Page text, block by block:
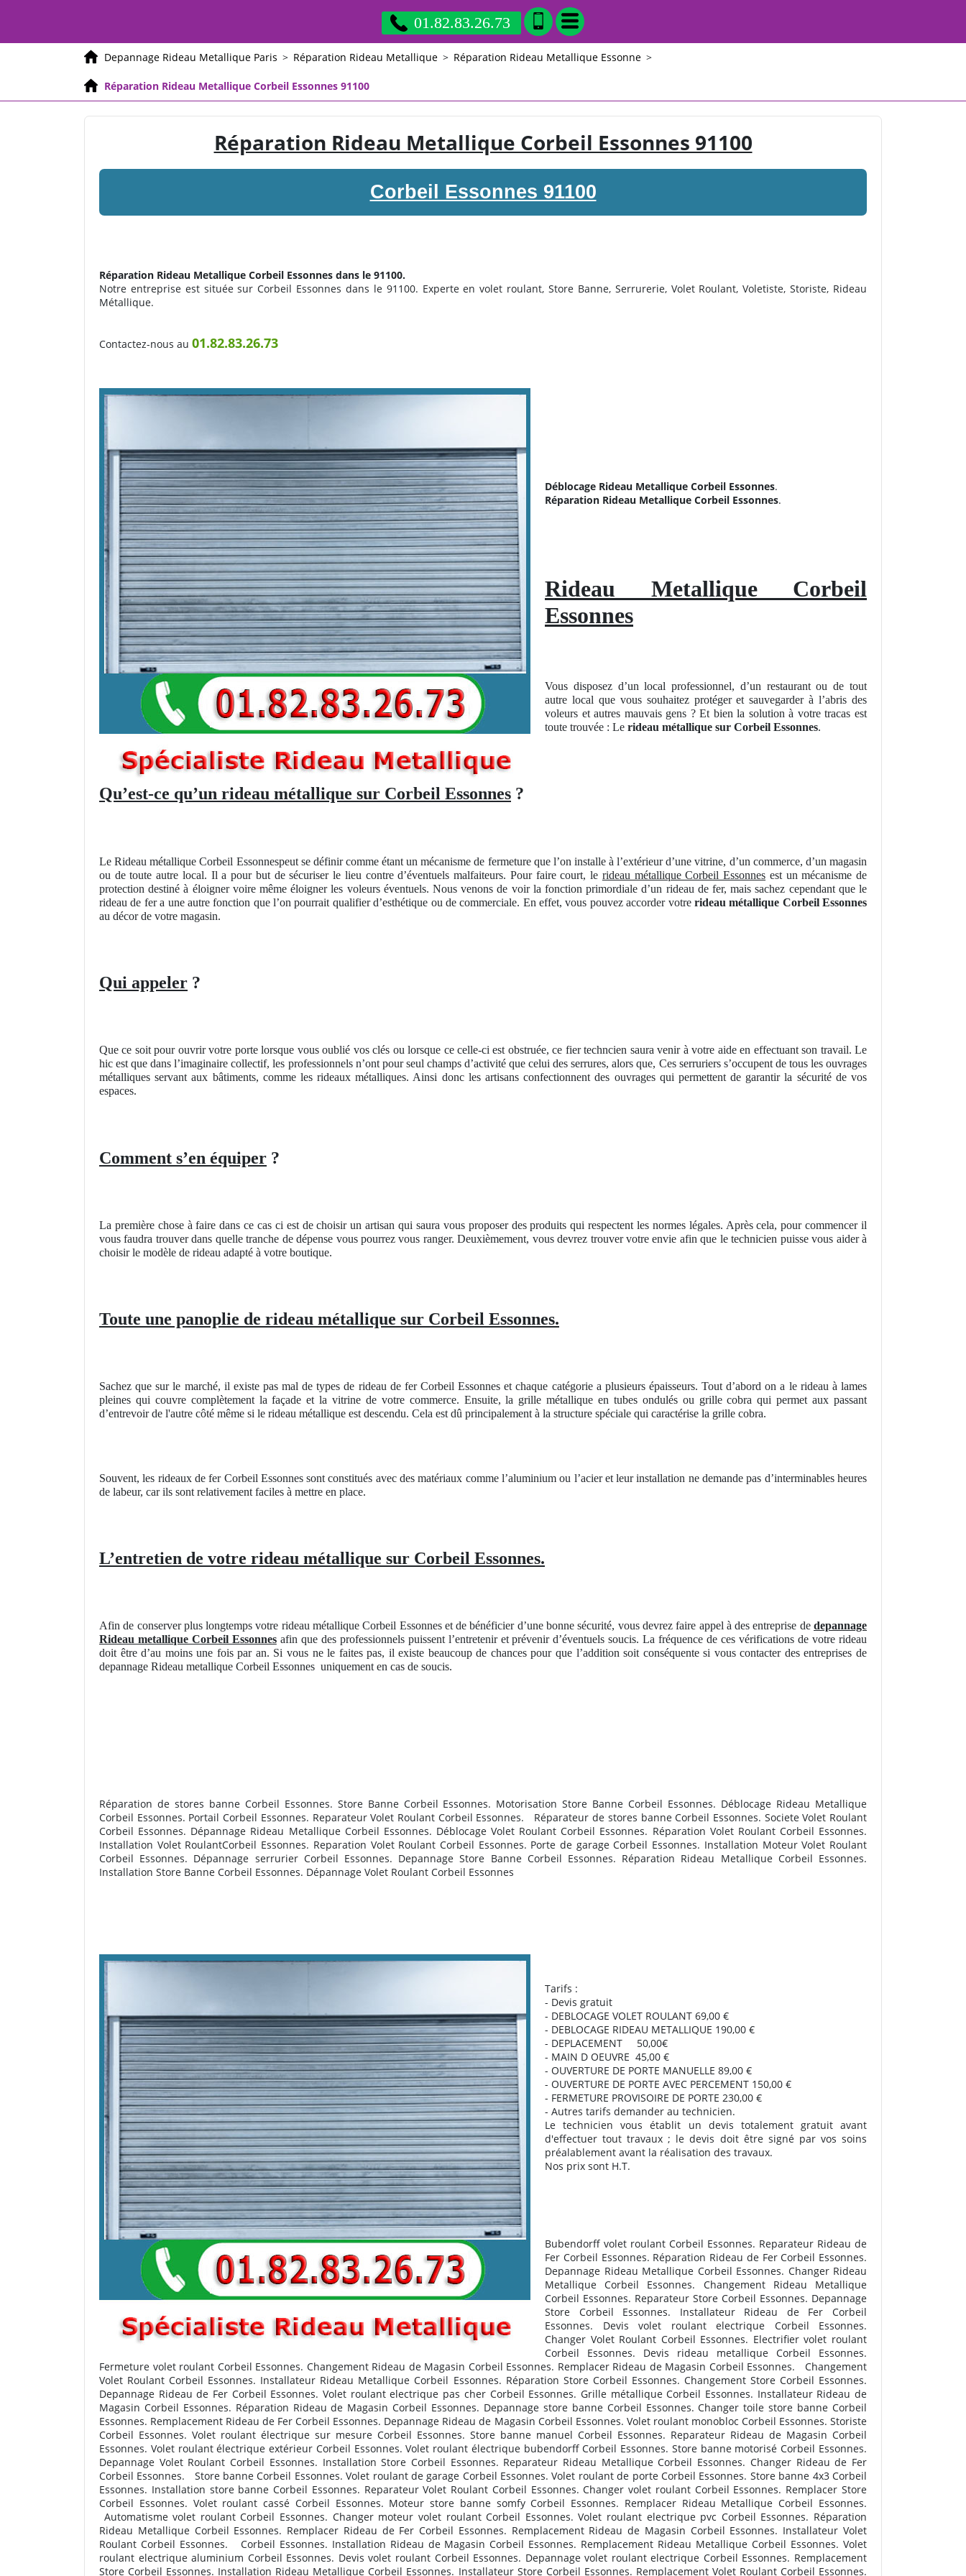
01.82.83.26.73
Depannage Rideau Metallique Paris > Réparation Rideau Metallique > Réparation Rideau Metallique Essonne >
Réparation Rideau Metallique Corbeil Essonnes 91100
Réparation Rideau Metallique Corbeil Essonnes 91100
Corbeil Essonnes 91100
Réparation Rideau Metallique Corbeil Essonnes dans le 91100.
Notre entreprise est située sur Corbeil Essonnes dans le 91100. Experte en volet roulant, Store Banne, Serrurerie, Volet Roulant, Voletiste, Storiste, Rideau
Métallique.
Contactez-nous au 01.82.83.26.73
Déblocage Rideau Metallique Corbeil Essonnes.
Réparation Rideau Metallique Corbeil Essonnes.
Rideau Metallique Corbeil
Essonnes
Vous disposez d’un local professionnel, d’un restaurant ou de tout
autre local que vous souhaitez protéger et sauvegarder à l’abris des
voleurs et autres mauvais gens ? Et bien la solution à votre tracas est
toute trouvée : Le rideau métallique sur Corbeil Essonnes.
Qu’est-ce qu’un rideau métallique sur Corbeil Essonnes ?
Le Rideau métallique Corbeil Essonnespeut se définir comme étant un mécanisme de fermeture que l’on installe à l’extérieur d’une vitrine, d’un commerce, d’un magasin
ou de toute autre local. Il a pour but de sécuriser le lieu contre d’éventuels malfaiteurs. Pour faire court, le rideau métallique Corbeil Essonnes est un mécanisme de
protection destiné à éloigner voire même éloigner les voleurs éventuels. Nous venons de voir la fonction primordiale d’un rideau de fer, mais sachez cependant que le
rideau de fer a une autre fonction que l’on pourrait qualifier d’esthétique ou de commerciale. En effet, vous pouvez accorder votre rideau métallique Corbeil Essonnes
au décor de votre magasin.
Qui appeler ?
Que ce soit pour ouvrir votre porte lorsque vous oublié vos clés ou lorsque ce celle-ci est obstruée, ce fier techncien saura venir à votre aide en effectuant son travail. Le
hic est que dans l’imaginaire collectif, les professionnels n’ont pour seul champs d’activité que celui des serrures, alors que, Ces serruriers s’occupent de tous les ouvrages
métalliques servant aux bâtiments, comme les rideaux métalliques. Ainsi donc les artisans confectionnent des ouvrages qui permettent de garantir la sécurité de vos
espaces.
Comment s’en équiper ?
La première chose à faire dans ce cas ci est de choisir un artisan qui saura vous proposer des produits qui respectent les normes légales. Après cela, pour commencer il
vous faudra trouver dans quelle tranche de dépense vous pourrez vous ranger. Deuxièmement, vous devrez trouver votre envie afin que le technicien puisse vous aider à
choisir le modèle de rideau adapté à votre boutique.
Toute une panoplie de rideau métallique sur Corbeil Essonnes.
Sachez que sur le marché, il existe pas mal de types de rideau de fer Corbeil Essonnes et chaque catégorie a plusieurs épaisseurs. Tout d’abord on a le rideau à lames
pleines qui couvre complètement la façade et la vitrine de votre commerce. Ensuite, la grille métallique en tubes ondulés ou grille cobra qui permet aux passant
d’entrevoir de l'autre côté même si le rideau métallique est descendu. Cela est dû principalement à la structure spéciale qui caractérise la grille cobra.
Souvent, les rideaux de fer Corbeil Essonnes sont constitués avec des matériaux comme l’aluminium ou l’acier et leur installation ne demande pas d’interminables heures
de labeur, car ils sont relativement faciles à mettre en place.
L’entretien de votre rideau métallique sur Corbeil Essonnes.
Afin de conserver plus longtemps votre rideau métallique Corbeil Essonnes et de bénéficier d’une bonne sécurité, vous devrez faire appel à des entreprise de depannage
Rideau metallique Corbeil Essonnesafin que des professionnels puissent l’entretenir et prévenir d’éventuels soucis. La fréquence de ces vérifications de votre rideau
doit être d’au moins une fois par an. Si vous ne le faites pas, il existe beaucoup de chances pour que l’addition soit conséquente si vous contacter des entreprises de
depannage Rideau metallique Corbeil Essonnes uniquement en cas de soucis.
Réparation de stores banne Corbeil Essonnes. Store Banne Corbeil Essonnes. Motorisation Store Banne Corbeil Essonnes. Déblocage Rideau Metallique
Corbeil Essonnes. Portail Corbeil Essonnes. Reparateur Volet Roulant Corbeil Essonnes. Réparateur de stores banne Corbeil Essonnes. Societe Volet Roulant
Corbeil Essonnes. Dépannage Rideau Metallique Corbeil Essonnes. Déblocage Volet Roulant Corbeil Essonnes. Réparation Volet Roulant Corbeil Essonnes.
Installation Volet RoulantCorbeil Essonnes. Reparation Volet Roulant Corbeil Essonnes. Porte de garage Corbeil Essonnes. Installation Moteur Volet Roulant
Corbeil Essonnes. Dépannage serrurier Corbeil Essonnes. Depannage Store Banne Corbeil Essonnes. Réparation Rideau Metallique Corbeil Essonnes.
Installation Store Banne Corbeil Essonnes. Dépannage Volet Roulant Corbeil Essonnes
Tarifs :
- Devis gratuit
- DEBLOCAGE VOLET ROULANT 69,00 €
- DEBLOCAGE RIDEAU METALLIQUE 190,00 €
- DEPLACEMENT 50,00€
- MAIN D OEUVRE 45,00 €
- OUVERTURE DE PORTE MANUELLE 89,00 €
- OUVERTURE DE PORTE AVEC PERCEMENT 150,00 €
- FERMETURE PROVISOIRE DE PORTE 230,00 €
- Autres tarifs demander au technicien.
Le technicien vous établit un devis totalement gratuit avant
d'effectuer tout travaux ; le devis doit être signé par vos soins
préalablement avant la réalisation des travaux.
Nos prix sont H.T.
Bubendorff volet roulant Corbeil Essonnes. Reparateur Rideau de
Fer Corbeil Essonnes. Réparation Rideau de Fer Corbeil Essonnes.
Depannage Rideau Metallique Corbeil Essonnes. Changer Rideau
Metallique Corbeil Essonnes. Changement Rideau Metallique
Corbeil Essonnes. Reparateur Store Corbeil Essonnes. Depannage
Store Corbeil Essonnes. Installateur Rideau de Fer Corbeil
Essonnes. Devis volet roulant electrique Corbeil Essonnes.
Changer Volet Roulant Corbeil Essonnes. Electrifier volet roulant
Corbeil Essonnes. Devis rideau metallique Corbeil Essonnes.
Fermeture volet roulant Corbeil Essonnes. Changement Rideau de Magasin Corbeil Essonnes. Remplacer Rideau de Magasin Corbeil Essonnes. Changement
Volet Roulant Corbeil Essonnes. Installateur Rideau Metallique Corbeil Essonnes. Réparation Store Corbeil Essonnes. Changement Store Corbeil Essonnes.
Depannage Rideau de Fer Corbeil Essonnes. Volet roulant electrique pas cher Corbeil Essonnes. Grille métallique Corbeil Essonnes. Installateur Rideau de
Magasin Corbeil Essonnes. Réparation Rideau de Magasin Corbeil Essonnes. Depannage store banne Corbeil Essonnes. Changer toile store banne Corbeil
Essonnes. Remplacement Rideau de Fer Corbeil Essonnes. Depannage Rideau de Magasin Corbeil Essonnes. Volet roulant monobloc Corbeil Essonnes. Storiste
Corbeil Essonnes. Volet roulant électrique sur mesure Corbeil Essonnes. Store banne manuel Corbeil Essonnes. Reparateur Rideau de Magasin Corbeil
Essonnes. Volet roulant électrique extérieur Corbeil Essonnes. Volet roulant électrique bubendorff Corbeil Essonnes. Store banne motorisé Corbeil Essonnes.
Depannage Volet Roulant Corbeil Essonnes. Installation Store Corbeil Essonnes. Reparateur Rideau Metallique Corbeil Essonnes. Changer Rideau de Fer
Corbeil Essonnes. Store banne Corbeil Essonnes. Volet roulant de garage Corbeil Essonnes. Volet roulant de porte Corbeil Essonnes. Store banne 4x3 Corbeil
Essonnes. Installation store banne Corbeil Essonnes. Reparateur Volet Roulant Corbeil Essonnes. Changer volet roulant Corbeil Essonnes. Remplacer Store
Corbeil Essonnes. Volet roulant cassé Corbeil Essonnes. Moteur store banne somfy Corbeil Essonnes. Remplacer Rideau Metallique Corbeil Essonnes.
Automatisme volet roulant Corbeil Essonnes. Changer moteur volet roulant Corbeil Essonnes. Volet roulant electrique pvc Corbeil Essonnes. Réparation
Rideau Metallique Corbeil Essonnes. Remplacer Rideau de Fer Corbeil Essonnes. Remplacement Rideau de Magasin Corbeil Essonnes. Installateur Volet
Roulant Corbeil Essonnes.
Corbeil Essonnes. Installation Rideau de Magasin Corbeil Essonnes. Remplacement Rideau Metallique Corbeil Essonnes. Volet
roulant electrique aluminium Corbeil Essonnes. Devis volet roulant Corbeil Essonnes. Depannage volet roulant electrique Corbeil Essonnes. Remplacement
Store Corbeil Essonnes. Installation Rideau Metallique Corbeil Essonnes. Installateur Store Corbeil Essonnes. Remplacement Volet Roulant Corbeil Essonnes.